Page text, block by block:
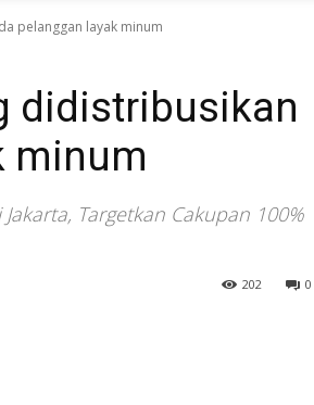
pelanggan layak minum
didistribusikan
minum
Targetkan Cakupan 100%
0
202